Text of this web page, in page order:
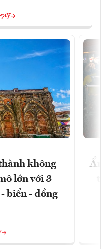
không
lớn với 3
biển - đồng
Ẩm